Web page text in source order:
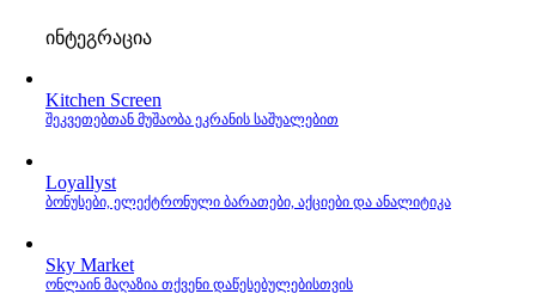
ინტეგრაცია
Kitchen Screen
შეკვეთებთან მუშაობა ეკრანის საშუალებით
Loyallyst
ბონუსები, ელექტრონული ბარათები, აქციები და ანალიტიკა
Sky Market
ონლაინ მაღაზია თქვენი დაწესებულებისთვის